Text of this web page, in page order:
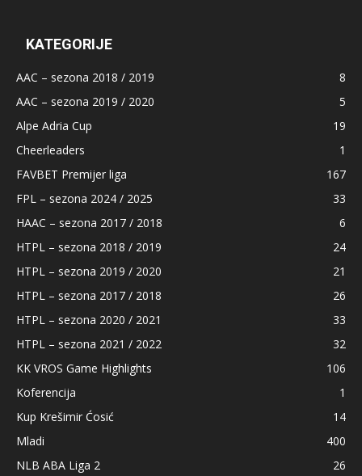
KATEGORIJE
AAC – sezona 2018 / 2019
8
AAC – sezona 2019 / 2020
5
Alpe Adria Cup
19
Cheerleaders
1
FAVBET Premijer liga
167
FPL – sezona 2024 / 2025
33
HAAC – sezona 2017 / 2018
6
HTPL – sezona 2018 / 2019
24
HTPL – sezona 2019 / 2020
21
HTPL – sezona 2017 / 2018
26
HTPL – sezona 2020 / 2021
33
HTPL – sezona 2021 / 2022
32
KK VROS Game Highlights
106
Koferencija
1
Kup Krešimir Ćosić
14
Mladi
400
NLB ABA Liga 2
26